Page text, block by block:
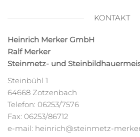
KONTAKT
Heinrich Merker GmbH
Ralf Merker
Steinmetz- und
Steinbühl 1
64668 Zotzenbach
Telefon: 06253/7576
Fax: 06253/86712
e-mail: heinrich@steinmetz-